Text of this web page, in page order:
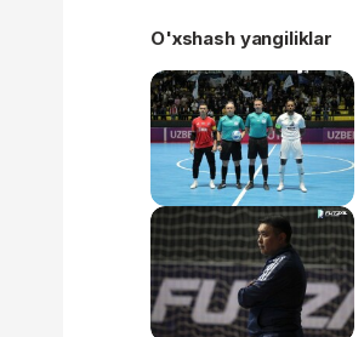
O'xshash yangiliklar